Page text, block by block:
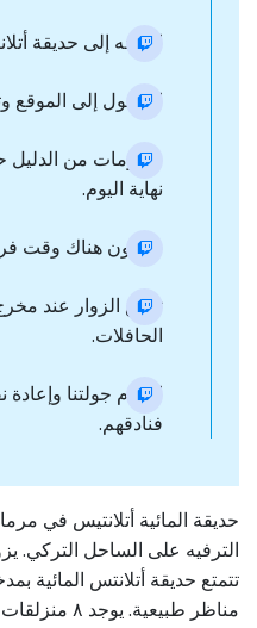
التوجه إلى حديقة
الوصول إلى الموقع
معلومات من
نهاية اليوم.
سيكون هناك وقت
تجمع الزوار عند
الحافلات.
اختتام جولتنا
فنادقهم.
حديقة المائية أتلانتيس في
الترفيه على الساحل التركي.
تتمتع حديقة أتلانتس
مناظر